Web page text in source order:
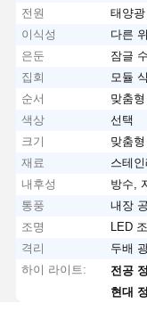
전원
태양광
이식성
다른
은둔
잠글
집회
모듈
순서
맞춤형
색상
선택
크기
맞춤형
재료
스테
내후성
방수,
통풍
내장
조명
LED
격리
두배
하이 라이트:
전공
현대